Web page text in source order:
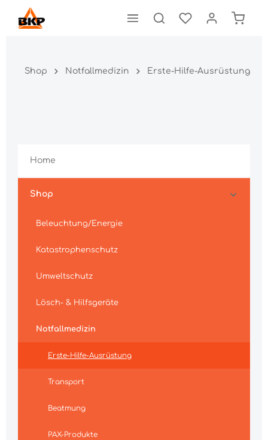
Shop Notfallmedizin Erste-Hilfe-Ausrüstung
Home
Shop
Beleuchtung/Energie
Katastrophenschutz
Umweltschutz
Lösch- & Hilfsgeräte
Notfallmedizin
Erste-Hilfe-Ausrüstung
Transport
Beatmung
PAX-Produkte